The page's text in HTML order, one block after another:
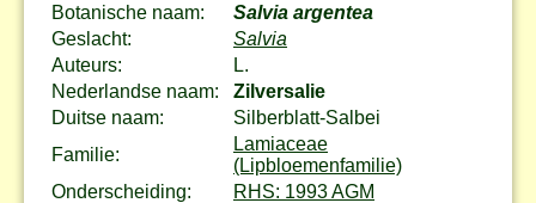
Botanische naam:
Salvia argentea
Geslacht:
Salvia
Auteurs:
L.
Nederlandse naam:
Zilversalie
Duitse naam:
Silberblatt-Salbei
Familie:
Lamiaceae
(Lipbloemenfamilie)
Onderscheiding:
RHS: 1993 AGM